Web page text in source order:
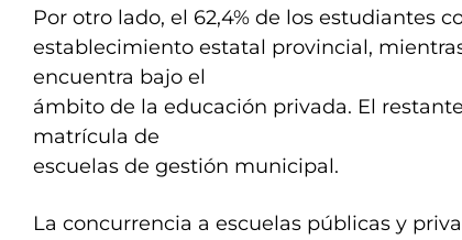
Por otro lado, el 62,4% de los estudiantes
establecimiento estatal provincial,
encuentra bajo el
ámbito de la educación privada. El
matrícula de
escuelas de gestión municipal.
La concurrencia a escuelas públicas y